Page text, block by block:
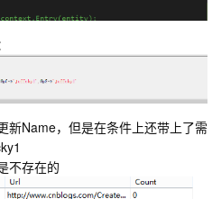
新Name，但是在条件上还带上了需
不存在的